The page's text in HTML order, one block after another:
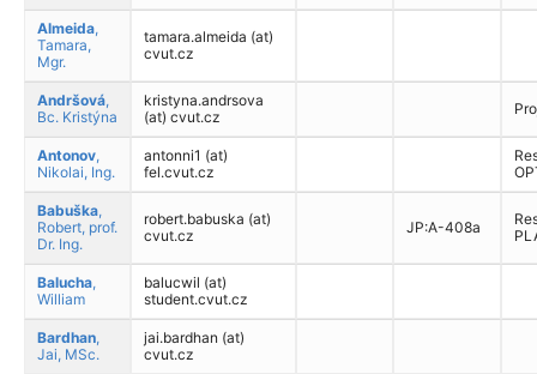
Almeida,
Tamara,
Mgr.
tamara.almeida (at)
cvut.cz
Andršová,
Bc. Kristýna
kristyna.andrsova
(at) cvut.cz
Antonov,
Nikolai, Ing.
antonni1 (at)
fel.cvut.cz
Babuška,
Robert, prof.
Dr. Ing.
robert.babuska (at)
cvut.cz
JP:A-408a
Balucha,
William
balucwil (at)
student.cvut.cz
Bardhan,
Jai, MSc.
jai.bardhan (at)
cvut.cz